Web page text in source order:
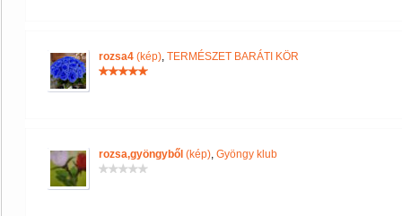
rozsa4 (kép), TERMÉSZET BARÁTI KÖR
rozsa,gyöngyből (kép), Gyöngy klub